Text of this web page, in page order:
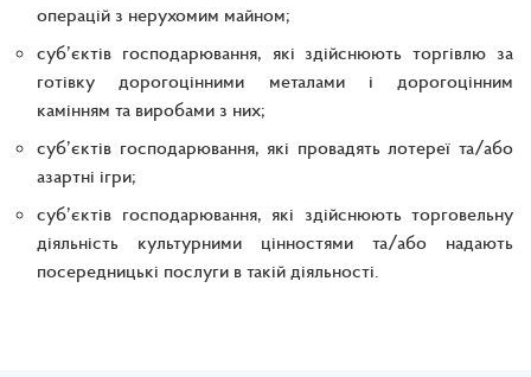
операцій з нерухомим майном;
суб’єктів господарювання, які здійснюють торгівлю за
готівку дорогоцінними металами і дорогоцінним
камінням та виробами з них;
суб’єктів господарювання, які провадять лотереї та/або
азартні ігри;
суб’єктів господарювання, які здійснюють торговельну
діяльність культурними цінностями та/або надають
посередницькі послуги в такій діяльності.